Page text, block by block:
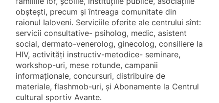
obștești, precum și întreaga comunitate din
raionul Ialoveni. Serviciile oferite ale centrului sînt:
servicii consultative- psiholog, medic, asistent
social, dermato-venerolog, ginecolog, consiliere la
HIV, activități instructiv-metodice- seminare,
workshop-uri, mese rotunde, campanii
informaționale, concursuri, distribuire de
materiale, flashmob-uri, și Abonamente la Centrul
cultural sportiv Avante.